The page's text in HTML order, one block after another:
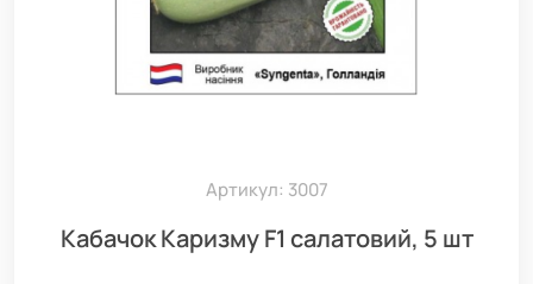
Артикул: 3007
Кабачок Каризму F1 салатовий, 5 шт